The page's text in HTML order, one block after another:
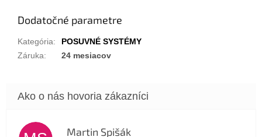
Dodatočné parametre
Kategória:
POSUVNÉ SYSTÉMY
Záruka: 24 mesiacov
Martin Spišák